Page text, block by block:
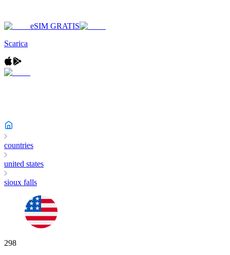
eSIM GRATIS
Scarica
countries
united states
sioux falls
298